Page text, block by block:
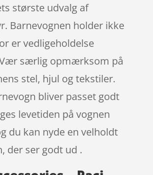
største udvalg af
Barnevognen holder ikke
er vedligeholdelse
særlig opmærksom på
stel, hjul og tekstiler.
bliver passet godt
levetiden på vognen
du kan nyde en velholdt
der ser godt ud .